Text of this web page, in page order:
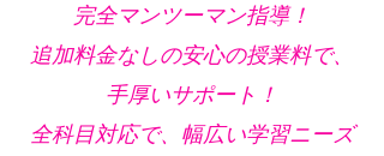
完全マンツーマン指導！
追加料金なしの安心の授業料で、
手厚いサポート！
全科目対応で、幅広い学習ニーズ